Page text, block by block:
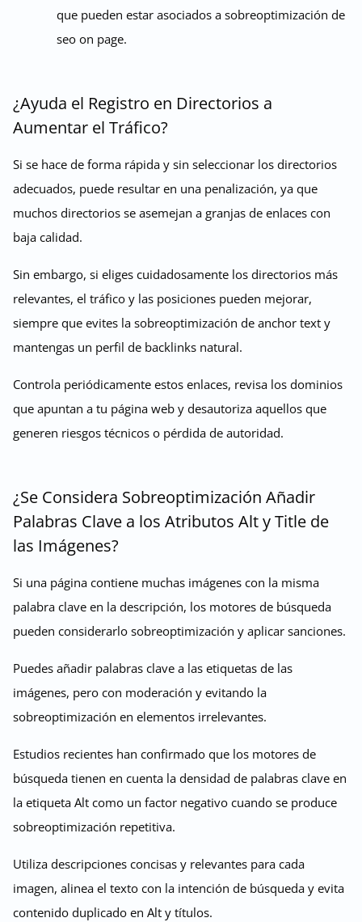
que pueden estar asociados a sobreoptimización de
seo on page.
¿Ayuda el Registro en Directorios a
Aumentar el Tráfico?
Si se hace de forma rápida y sin seleccionar los directorios
adecuados, puede resultar en una penalización, ya que
muchos directorios se asemejan a granjas de enlaces con
baja calidad.
Sin embargo, si eliges cuidadosamente los directorios más
relevantes, el tráfico y las posiciones pueden mejorar,
siempre que evites la sobreoptimización de anchor text y
mantengas un perfil de backlinks natural.
Controla periódicamente estos enlaces, revisa los dominios
que apuntan a tu página web y desautoriza aquellos que
generen riesgos técnicos o pérdida de autoridad.
¿Se Considera Sobreoptimización Añadir
Palabras Clave a los Atributos Alt y Title de
las Imágenes?
Si una página contiene muchas imágenes con la misma
palabra clave en la descripción, los motores de búsqueda
pueden considerarlo sobreoptimización y aplicar sanciones.
Puedes añadir palabras clave a las etiquetas de las
imágenes, pero con moderación y evitando la
sobreoptimización en elementos irrelevantes.
Estudios recientes han confirmado que los motores de
búsqueda tienen en cuenta la densidad de palabras clave en
la etiqueta Alt como un factor negativo cuando se produce
sobreoptimización repetitiva.
Utiliza descripciones concisas y relevantes para cada
imagen, alinea el texto con la intención de búsqueda y evita
contenido duplicado en Alt y títulos.